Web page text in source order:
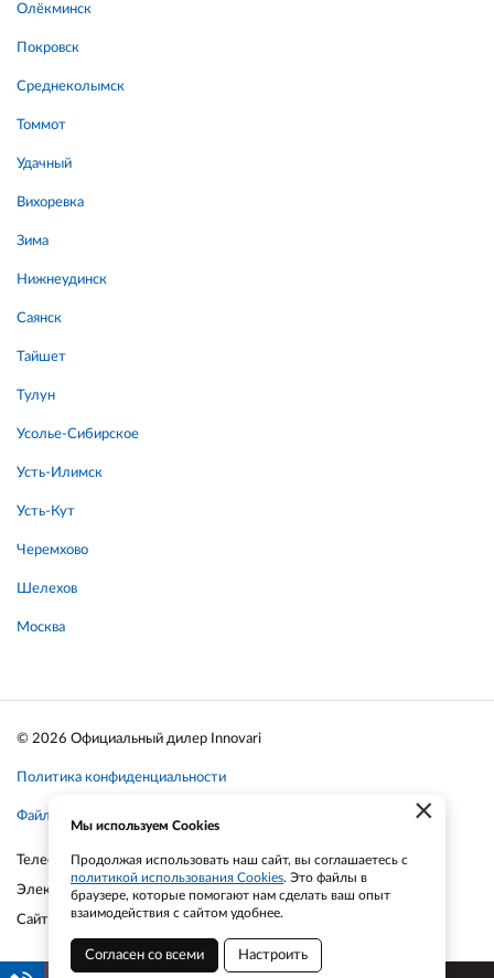
Олёкминск
Покровск
Среднеколымск
Томмот
Удачный
Вихоревка
Зима
Нижнеудинск
Саянск
Тайшет
Тулун
Усолье-Сибирское
Усть-Илимск
Усть-Кут
Черемхово
Шелехов
Москва
© 2026 Официальный дилер Innovari
Политика конфиденциальности
Файлы cookie
Телефон:+7-903-935-6690
Электронная почта:smt21@bk.ru
Сайт: smt21.ru
×
Мы используем Cookies
Продолжая использовать наш сайт, вы соглашаетесь с
политикой использования Cookies. Это файлы в
браузере, которые помогают нам сделать ваш опыт
взаимодействия с сайтом удобнее.
Согласен со всеми Настроить